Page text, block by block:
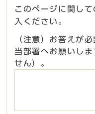
このページに関し
入ください。
（注意）お答えが
当部署へお願いし
せん）。